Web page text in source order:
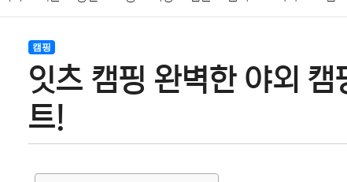
결혼 육아
기술 종교 사회 정치 건강 의료 의학 경제
캠핑
잇츠 캠핑 완벽한 야외
트!